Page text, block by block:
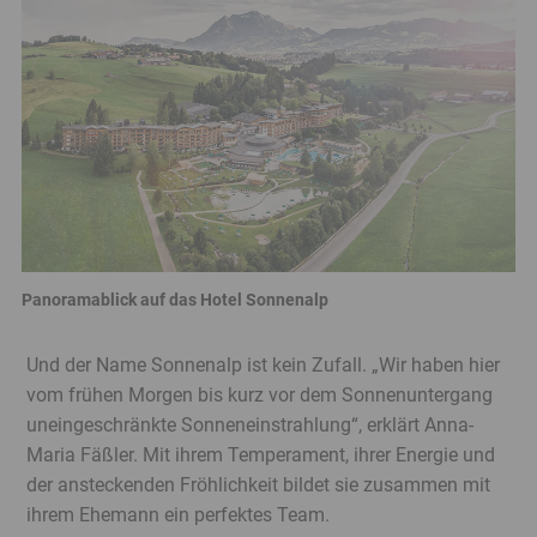
Panoramablick auf das Hotel Sonnenalp
Ende
Und der Name Sonnenalp ist kein Zufall. „Wir haben hier
vom frühen Morgen bis kurz vor dem Sonnenuntergang
uneingeschränkte Sonneneinstrahlung“, erklärt Anna-
Maria Fäßler. Mit ihrem Temperament, ihrer Energie und
der ansteckenden Fröhlichkeit bildet sie zusammen mit
ihrem Ehemann ein perfektes Team.